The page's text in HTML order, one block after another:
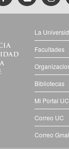
La
Facultades
Bibliotecas
Mi Portal UC
Correo UC
Correo